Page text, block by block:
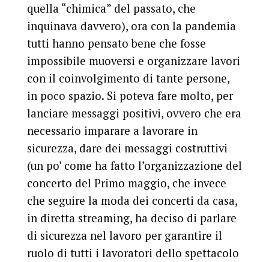
quella “chimica” del passato, che
inquinava davvero), ora con la pandemia
tutti hanno pensato bene che fosse
impossibile muoversi e organizzare lavori
con il coinvolgimento di tante persone,
in poco spazio. Si poteva fare molto, per
lanciare messaggi positivi, ovvero che era
necessario imparare a lavorare in
sicurezza, dare dei messaggi costruttivi
(un po’ come ha fatto l’organizzazione del
concerto del Primo maggio, che invece
che seguire la moda dei concerti da casa,
in diretta streaming, ha deciso di parlare
di sicurezza nel lavoro per garantire il
ruolo di tutti i lavoratori dello spettacolo